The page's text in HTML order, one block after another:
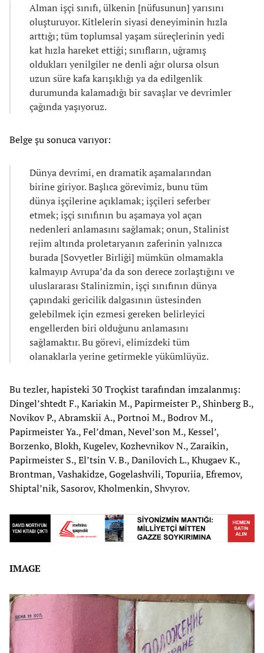
Alman işçi sınıfı, ülkenin [nüfusunun] yarısını
oluşturuyor. Kitlelerin siyasi deneyiminin hızla
arttığı; tüm toplumsal yaşam süreçlerinin yedi
kat hızla hareket ettiği; sınıfların, uğramış
oldukları yenilgiler ne denli ağır olursa olsun
uzun süre kafa karışıklığı ya da edilgenlik
durumunda kalamadığı bir savaşlar ve devrimler
çağında yaşıyoruz.
Belge şu sonuca varıyor:
Dünya devrimi, en dramatik aşamalarından
birine giriyor. Başlıca görevimiz, bunu tüm
dünya işçilerine açıklamak; işçileri seferber
etmek; işçi sınıfının bu aşamaya yol açan
nedenleri anlamasını sağlamak; onun, Stalinist
rejim altında proletaryanın zaferinin yalnızca
burada [Sovyetler Birliği] mümkün olmamakla
kalmayıp Avrupa’da da son derece zorlaştığını ve
uluslararası Stalinizmin, işçi sınıfının dünya
çapındaki gericilik dalgasının üstesinden
gelebilmek için ezmesi gereken belirleyici
engellerden biri olduğunu anlamasını
sağlamaktır. Bu görevi, elimizdeki tüm
olanaklarla yerine getirmekle yükümlüyüz.
Bu tezler, hapisteki 30 Troçkist tarafından imzalanmış:
Dingel’shtedt F., Kariakin M., Papirmeister P., Shinberg B.,
Novikov P., Abramskii A., Portnoi M., Bodrov M.,
Papirmeister Ya., Fel’dman, Nevel’son M., Kessel’,
Borzenko, Blokh, Kugelev, Kozhevnikov N., Zaraikin,
Papirmeister S., El’tsin V. B., Danilovich L., Khugaev K.,
Brontman, Vashakidze, Gogelashvili, Topuriia, Efremov,
Shiptal’nik, Sasorov, Kholmenkin, Shvyrov.
IMAGE